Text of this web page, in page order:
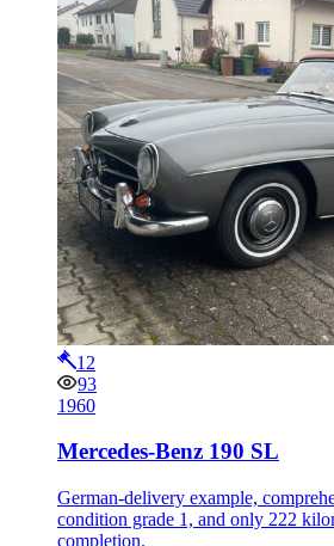
12
93
1960
Mercedes-Benz 190 SL
German-delivery example,
condition grade 1, and only 222
completion.